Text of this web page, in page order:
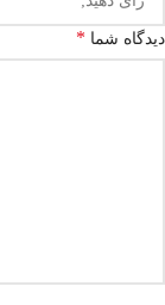
دیدگاه شما *